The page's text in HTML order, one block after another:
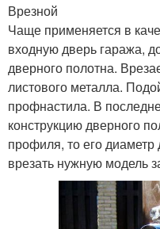
Врезной
Чаще применяется в
входную дверь гаража,
дверного полотна.
листового металла.
профнастила. В
конструкцию дверного
профиля, то его
врезать нужную модель